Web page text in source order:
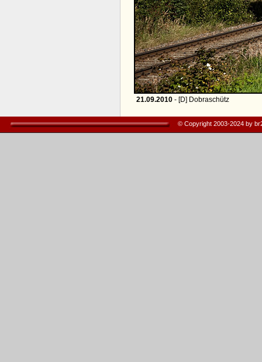
21.09.2010- [D] Dobraschütz
© Copyright 2003-2024 by